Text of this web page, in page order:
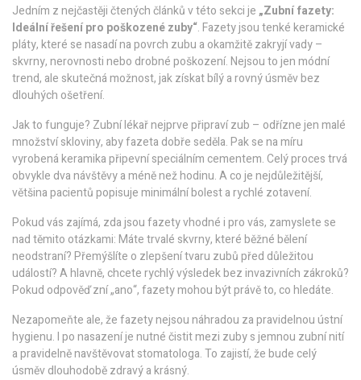
Jedním z nejčastěji čtených článků v této sekci je „Zubní fazety:
Ideální řešení pro poškozené zuby“. Fazety jsou tenké keramické
pláty, které se nasadí na povrch zubu a okamžitě zakryjí vady –
skvrny, nerovnosti nebo drobné poškození. Nejsou to jen módní
trend, ale skutečná možnost, jak získat bílý a rovný úsměv bez
dlouhých ošetření.
Jak to funguje? Zubní lékař nejprve připraví zub – odřízne jen malé
množství skloviny, aby fazeta dobře seděla. Pak se na míru
vyrobená keramika připevní speciálním cementem. Celý proces trvá
obvykle dva návštěvy a méně než hodinu. A co je nejdůležitější,
většina pacientů popisuje minimální bolest a rychlé zotavení.
Pokud vás zajímá, zda jsou fazety vhodné i pro vás, zamyslete se
nad těmito otázkami: Máte trvalé skvrny, které běžné bělení
neodstraní? Přemýšlíte o zlepšení tvaru zubů před důležitou
událostí? A hlavně, chcete rychlý výsledek bez invazivních zákroků?
Pokud odpověď zní „ano“, fazety mohou být právě to, co hledáte.
Nezapomeňte ale, že fazety nejsou náhradou za pravidelnou ústní
hygienu. I po nasazení je nutné čistit mezi zuby s jemnou zubní nití
a pravidelně navštěvovat stomatologa. To zajistí, že bude celý
úsměv dlouhodobě zdravý a krásný.